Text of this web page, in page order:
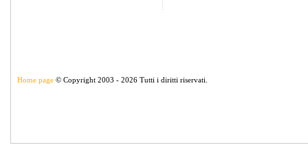
Home page © Copyright 2003 - 2026 Tutti i diritti riservati.